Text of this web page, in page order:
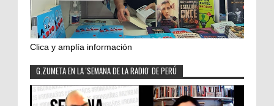
Clica y amplía información
G.ZUMETA EN LA 'SEMANA DE LA RADIO' DE PERÚ